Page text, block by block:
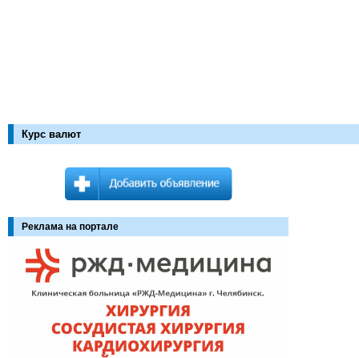
Курс валют
Реклама на портале